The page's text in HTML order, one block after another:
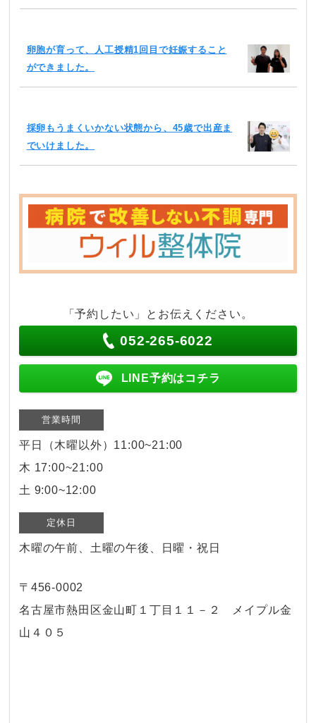
卵胞が育って、人工授精1回目で妊娠すること
ができました。
採卵もうまくいかない状態から、45歳で出産ま
でいけました。
「予約したい」とお伝えください。
052-265-6022
LINE予約はコチラ
営業時間
平日（木曜以外）11:00~21:00
木 17:00~21:00
土 9:00~12:00
定休日
木曜の午前、土曜の午後、日曜・祝日
〒456-0002
名古屋市熱田区金山町１丁目１１－２ メイプル金
山４０５